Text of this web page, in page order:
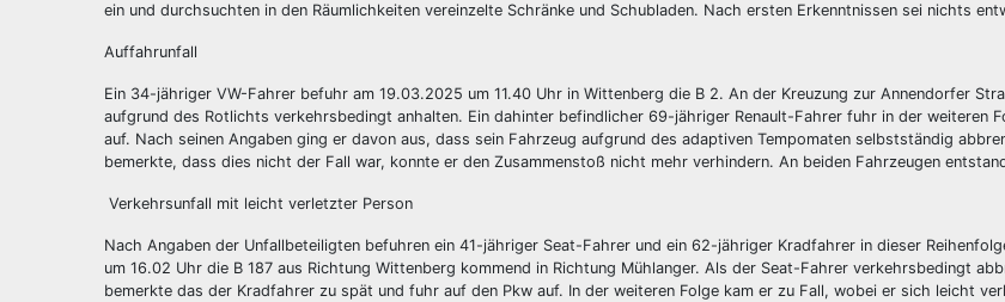
ein und durchsuchten in den Räumlichkeiten vereinzelte Schränke und Schubladen. Nach ersten Erkenntnissen sei nichts
Auffahrunfall
Ein 34-jähriger VW-Fahrer befuhr am 19.03.2025 um 11.40 Uhr in Wittenberg die B 2. An der Kreuzung zur Annendorfer
aufgrund des Rotlichts verkehrsbedingt anhalten. Ein dahinter befindlicher 69-jähriger Renault-Fahrer fuhr in der weiteren
auf. Nach seinen Angaben ging er davon aus, dass sein Fahrzeug aufgrund des adaptiven Tempomaten selbstständig
bemerkte, dass dies nicht der Fall war, konnte er den Zusammenstoß nicht mehr verhindern. An beiden Fahrzeugen
Verkehrsunfall mit leicht verletzter Person
Nach Angaben der Unfallbeteiligten befuhren ein 41-jähriger Seat-Fahrer und ein 62-jähriger Kradfahrer in dieser
um 16.02 Uhr die B 187 aus Richtung Wittenberg kommend in Richtung Mühlanger. Als der Seat-Fahrer verkehrsbedingt
bemerkte das der Kradfahrer zu spät und fuhr auf den Pkw auf. In der weiteren Folge kam er zu Fall, wobei er sich leicht